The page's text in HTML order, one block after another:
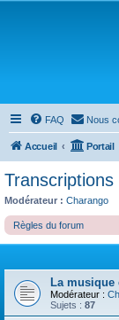
FAQ Nous
Accueil Portail
Modérateur : Charango
Règles du forum
La musique
Modérateur :
Sujets : 87